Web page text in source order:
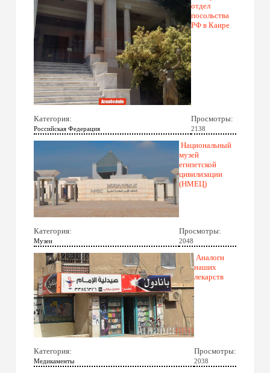
отдел
посольства
РФ в Каире
Категория:
Российская Федерация
Просмотры:
2138
Национальный
музей
египетской
цивилизации
(НМЕЦ)
Категория:
Музеи
Просмотры:
2048
Аналоги
наших
лекарств
Категория:
Медикаменты
Просмотры:
2038